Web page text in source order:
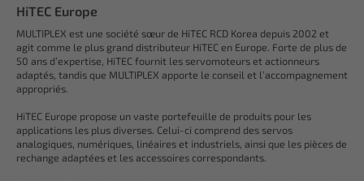
HiTEC Europe
MULTIPLEX est une société sœur de HiTEC RCD Korea depuis 2002 et
agit comme le plus grand distributeur HiTEC en Europe. Forte de plus de
50 ans d’expertise, HiTEC fournit les servomoteurs et actionneurs
adaptés, tandis que MULTIPLEX apporte le conseil et l’accompagnement
appropriés.
HiTEC Europe propose un vaste portefeuille de produits pour les
applications les plus diverses. Celui-ci comprend des servos
analogiques, numériques, linéaires et industriels, ainsi que les pièces de
rechange adaptées et les accessoires correspondants.